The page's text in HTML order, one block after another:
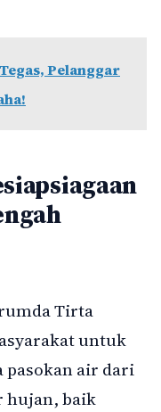
Pelanggar
Tirta
untuk
pasokan air dari
hujan, baik